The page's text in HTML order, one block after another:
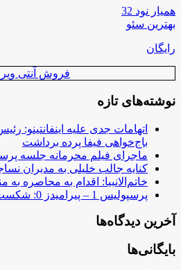
همیار نود 32
بهترین سئو
رایگان
فروش آنتی
نوشته‌های تازه
اتهامات جدی علیه اینفانتینو:
باج‌خواهی فیفا پرده برداشت
ماجرای فیلم محرمانه جلسه
کنایه جالب خلیلی به مدیران
خاتم‌الانبیا: اقدام به محاصره
پرسپولیس 1 – پیرامیدز 0: شکست قهرمان آفریقا!
آخرین دیدگاه‌ها
بایگانی‌ها